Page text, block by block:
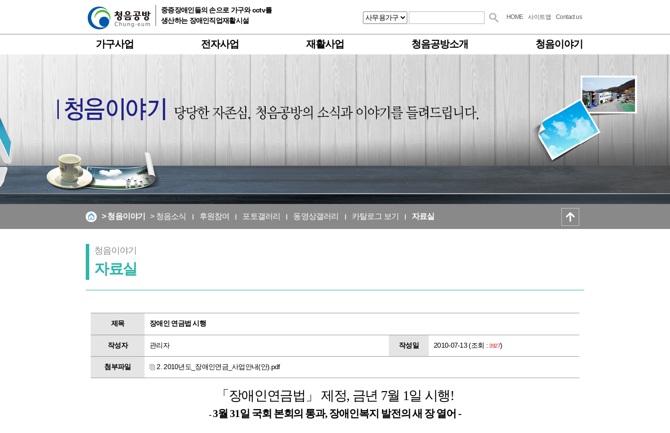
HOME 사이트맵 Contact us
중증장애인들의 손으로 가구와 cctv를
생산하는 장애인직업재활시설
가구사업 전자사업 재활사업 청음공방소개 청음이야기
> 청음이야기 > 청음소식 후원참여 포토갤러리 동영상갤러리 카탈로그 보기 자료실
청음이야기
자료실
제목 장애인 연금법 시행
작성자 관리자 작성일 2010-07-13 (조회 :3927)
첨부파일 2. 2010년도_장애인연금_사업안내(안).pdf
「장애인연금법」 제정, 금년 7월 1일 시행!
-3월 31일 국회 본회의 통과, 장애인복지 발전의 새 장 열어 -